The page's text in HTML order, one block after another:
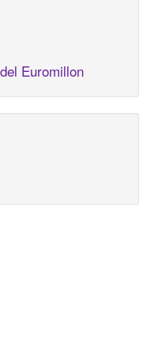
Euromillon